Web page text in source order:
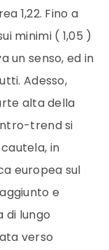
1,22. Fino a
minimi ( 1,05 )
un senso, ed in
Adesso,
alta della
trend si
in
europea sul
e
di lungo
verso